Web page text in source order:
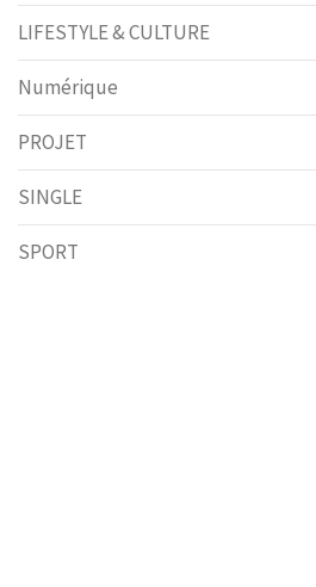
LIFESTYLE & CULTURE
Numérique
PROJET
SINGLE
SPORT